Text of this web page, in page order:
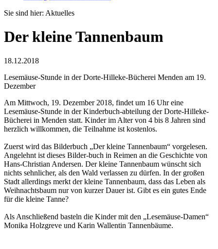
Sie sind hier: Aktuelles
Der kleine Tannenbaum
18.12.2018
Lesemäuse-Stunde in der Dorte-Hilleke-Bücherei Menden am 19.
Dezember
Am Mittwoch, 19. Dezember 2018, findet um 16 Uhr eine
Lesemäuse-Stunde in der Kinderbuch-abteilung der Dorte-Hilleke-
Bücherei in Menden statt. Kinder im Alter von 4 bis 8 Jahren sind
herzlich willkommen, die Teilnahme ist kostenlos.
Zuerst wird das Bilderbuch „Der kleine Tannenbaum“ vorgelesen.
Angelehnt ist dieses Bilder-buch in Reimen an die Geschichte von
Hans-Christian Andersen. Der kleine Tannenbaum wünscht sich
nichts sehnlicher, als den Wald verlassen zu dürfen. In der großen
Stadt allerdings merkt der kleine Tannenbaum, dass das Leben als
Weihnachtsbaum nur von kurzer Dauer ist. Gibt es ein gutes Ende
für die kleine Tanne?
Als Anschließend basteln die Kinder mit den „Lesemäuse-Damen“
Monika Holzgreve und Karin Wallentin Tannenbäume.